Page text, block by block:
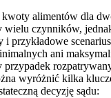
kwoty alimentów dla
wielu czynników,
i przykładowe
ani
przypadek
wyróżnić kilka
decyzję sądu: